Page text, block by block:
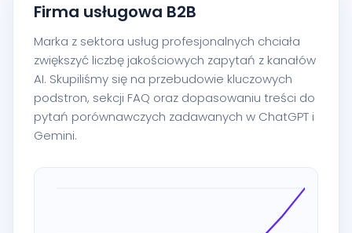
Firma usługowa B2B
Marka z sektora usług profesjonalnych chciała
zwiększyć liczbę jakościowych zapytań z kanałów
AI. Skupiliśmy się na przebudowie kluczowych
podstron, sekcji FAQ oraz dopasowaniu treści do
pytań porównawczych zadawanych w ChatGPT i
Gemini.